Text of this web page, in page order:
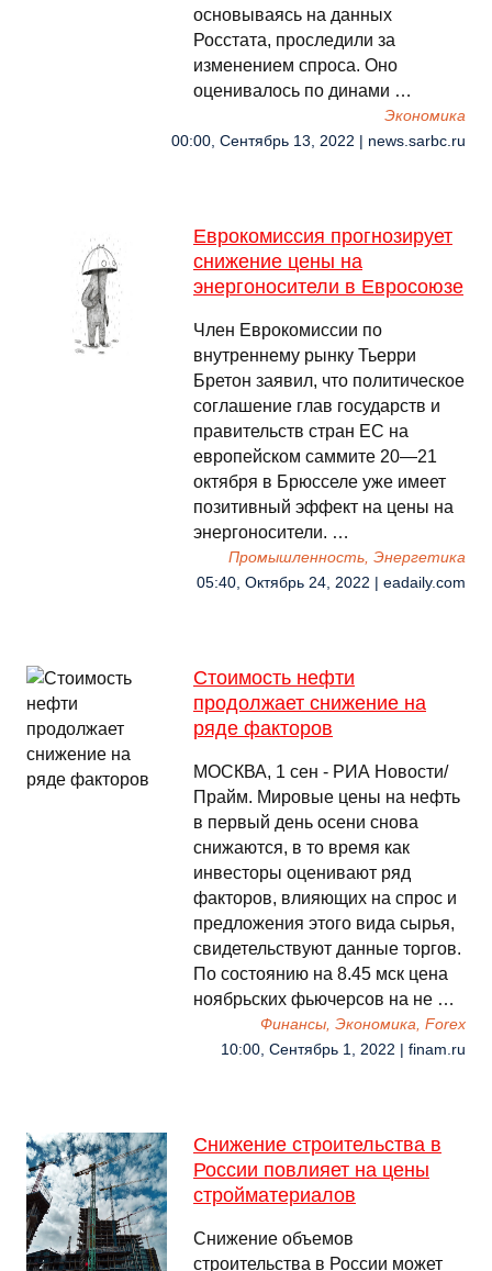
основываясь на данных
Росстата, проследили за
изменением спроса. Оно
оценивалось по динами …
Экономика
00:00, Сентябрь 13, 2022 | news.sarbc.ru
Еврокомиссия прогнозирует
снижение цены на
энергоносители в Евросоюзе
Член Еврокомиссии по
внутреннему рынку Тьерри
Бретон заявил, что политическое
соглашение глав государств и
правительств стран ЕС на
европейском саммите 20—21
октября в Брюсселе уже имеет
позитивный эффект на цены на
энергоносители. …
Промышленность, Энергетика
05:40, Октябрь 24, 2022 | eadaily.com
Стоимость нефти
продолжает снижение на
ряде факторов
МОСКВА, 1 сен - РИА Новости/
Прайм. Мировые цены на нефть
в первый день осени снова
снижаются, в то время как
инвесторы оценивают ряд
факторов, влияющих на спрос и
предложения этого вида сырья,
свидетельствуют данные торгов.
По состоянию на 8.45 мск цена
ноябрьских фьючерсов на не …
Финансы, Экономика, Forex
10:00, Сентябрь 1, 2022 | finam.ru
Снижение строительства в
России повлияет на цены
стройматериалов
Снижение объемов
строительства в России может